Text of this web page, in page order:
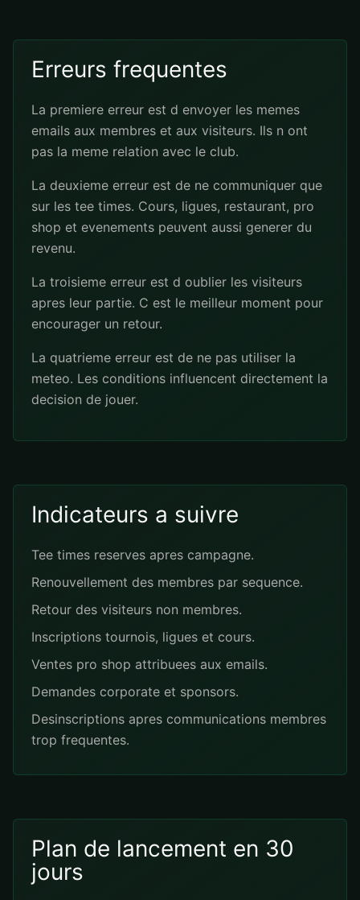
Erreurs frequentes
La premiere erreur est d envoyer les memes
emails aux membres et aux visiteurs. Ils n ont
pas la meme relation avec le club.
La deuxieme erreur est de ne communiquer que
sur les tee times. Cours, ligues, restaurant, pro
shop et evenements peuvent aussi generer du
revenu.
La troisieme erreur est d oublier les visiteurs
apres leur partie. C est le meilleur moment pour
encourager un retour.
La quatrieme erreur est de ne pas utiliser la
meteo. Les conditions influencent directement la
decision de jouer.
Indicateurs a suivre
Tee times reserves apres campagne.
Renouvellement des membres par sequence.
Retour des visiteurs non membres.
Inscriptions tournois, ligues et cours.
Ventes pro shop attribuees aux emails.
Demandes corporate et sponsors.
Desinscriptions apres communications membres
trop frequentes.
Plan de lancement en 30
jours